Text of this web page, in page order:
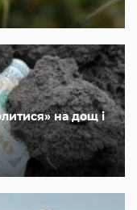
на дощ і